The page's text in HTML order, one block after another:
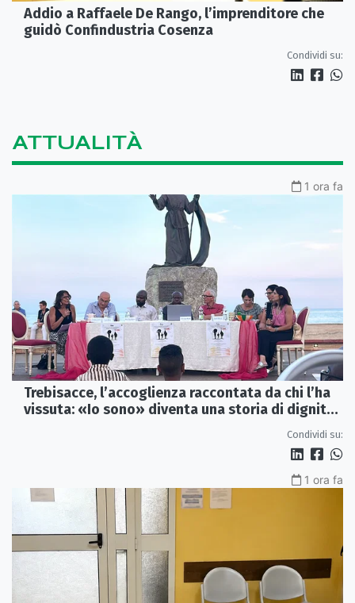
Addio a Raffaele De Rango, l’imprenditore che
guidò Confindustria Cosenza
Condividi su:
ATTUALITÀ
1 ora fa
Trebisacce, l’accoglienza raccontata da chi l’ha
vissuta: «Io sono» diventa una storia di dignità
Condividi su:
1 ora fa